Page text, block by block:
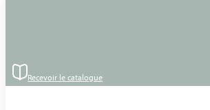
Recevoir le catalogue